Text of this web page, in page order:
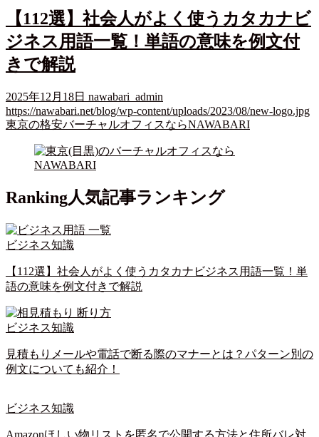
【112選】社会人がよく使うカタカナビ
ジネス用語一覧！単語の意味を例文付
きで解説
2025年12月18日 nawabari_admin
https://nawabari.net/blog/wp-content/uploads/2023/08/new-logo.jpg
東京の格安バーチャルオフィスならNAWABARI
Ranking人気記事ランキング
ビジネス知識
【112選】社会人がよく使うカタカナビジネス用語一覧！単
語の意味を例文付きで解説
ビジネス知識
見積もりメールや電話で断る際のマナーとは？パターン別の
例文についても紹介！
ビジネス知識
Amazonほしい物リストを匿名で公開する方法と住所バレ対